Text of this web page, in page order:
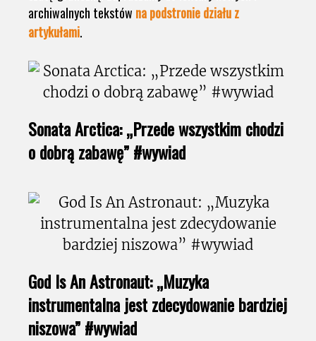
archiwalnych tekstów na podstronie działu z
artykułami.
Sonata Arctica: „Przede wszystkim chodzi
o dobrą zabawę” #wywiad
God Is An Astronaut: „Muzyka
instrumentalna jest zdecydowanie bardziej
niszowa” #wywiad